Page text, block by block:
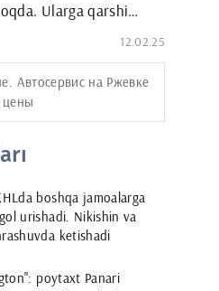
Ularga qarshi
etgan
12.02.25
Автосервис на Ржевке
цены
boshqa jamoalarga
urishadi. Nikishin va
ketishadi
poytaxt Panari